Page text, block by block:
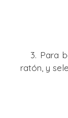
3. Para
ratón, y